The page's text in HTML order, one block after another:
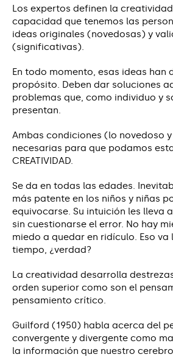
Los expertos definen la
capacidad que tenemos las
ideas originales (novedosas) y
(significativas).
En todo momento, esas ideas han
propósito. Deben dar soluciones
problemas que, como individuo y
presentan.
Ambas condiciones (lo novedoso
necesarias para que podamos
CREATIVIDAD.
Se da en todas las edades.
más patente en los niños y niñas
equivocarse. Su intuición les lleva
sin cuestionarse el error. No hay
miedo a quedar en ridículo. Eso
tiempo, ¿verdad?
La creatividad desarrolla
orden superior como son el
pensamiento crítico.
Guilford (1950) habla acerca del
convergente y divergente como
la información que nuestro